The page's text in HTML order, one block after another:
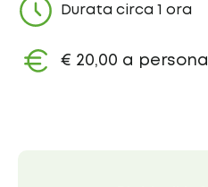
Durata circa 1 ora
€ 20,00 a persona